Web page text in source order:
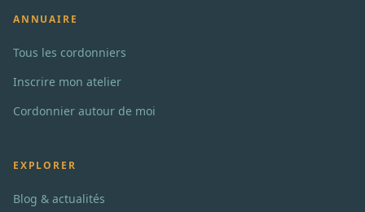
ANNUAIRE
Tous les cordonniers
Inscrire mon atelier
Cordonnier autour de moi
EXPLORER
Blog & actualités